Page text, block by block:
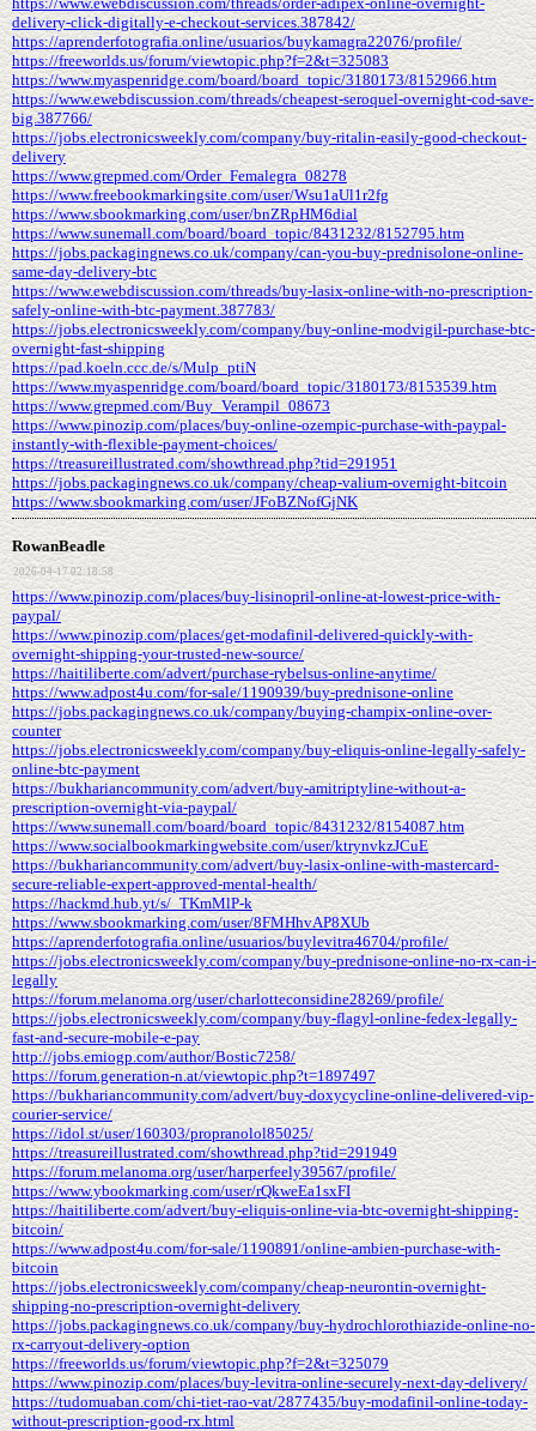
delivery-click-digitally-e-checkout-services.387842/
https://aprenderfotografia.online/usuarios/buykamagra22076/profile/
https://freeworlds.us/forum/viewtopic.php?f=2&t=325083
https://www.myaspenridge.com/board/board_topic/3180173/8152966.htm
https://www.ewebdiscussion.com/threads/cheapest-seroquel-overnight-cod-save-
big.387766/
https://jobs.electronicsweekly.com/company/buy-ritalin-easily-good-checkout-
delivery
https://www.grepmed.com/Order_Femalegra_08278
https://www.freebookmarkingsite.com/user/Wsu1aUl1r2fg
https://www.sbookmarking.com/user/bnZRpHM6dial
https://www.sunemall.com/board/board_topic/8431232/8152795.htm
https://jobs.packagingnews.co.uk/company/can-you-buy-prednisolone-online-
same-day-delivery-btc
https://www.ewebdiscussion.com/threads/buy-lasix-online-with-no-prescription-
safely-online-with-btc-payment.387783/
https://jobs.electronicsweekly.com/company/buy-online-modvigil-purchase-btc-
overnight-fast-shipping
https://pad.koeln.ccc.de/s/Mulp_ptiN
https://www.myaspenridge.com/board/board_topic/3180173/8153539.htm
https://www.grepmed.com/Buy_Verampil_08673
https://www.pinozip.com/places/buy-online-ozempic-purchase-with-paypal-
instantly-with-flexible-payment-choices/
https://treasureillustrated.com/showthread.php?tid=291951
https://jobs.packagingnews.co.uk/company/cheap-valium-overnight-bitcoin
https://www.sbookmarking.com/user/JFoBZNofGjNK
RowanBeadle
2026-04-17 02:18:58
https://www.pinozip.com/places/buy-lisinopril-online-at-lowest-price-with-
paypal/
https://www.pinozip.com/places/get-modafinil-delivered-quickly-with-
overnight-shipping-your-trusted-new-source/
https://haitiliberte.com/advert/purchase-rybelsus-online-anytime/
https://www.adpost4u.com/for-sale/1190939/buy-prednisone-online
https://jobs.packagingnews.co.uk/company/buying-champix-online-over-
counter
https://jobs.electronicsweekly.com/company/buy-eliquis-online-legally-safely-
online-btc-payment
https://bukhariancommunity.com/advert/buy-amitriptyline-without-a-
prescription-overnight-via-paypal/
https://www.sunemall.com/board/board_topic/8431232/8154087.htm
https://www.socialbookmarkingwebsite.com/user/ktrynvkzJCuE
https://bukhariancommunity.com/advert/buy-lasix-online-with-mastercard-
secure-reliable-expert-approved-mental-health/
https://hackmd.hub.yt/s/_TKmMlP-k
https://www.sbookmarking.com/user/8FMHhvAP8XUb
https://aprenderfotografia.online/usuarios/buylevitra46704/profile/
https://jobs.electronicsweekly.com/company/buy-prednisone-online-no-rx-can-i-
legally
https://forum.melanoma.org/user/charlotteconsidine28269/profile/
https://jobs.electronicsweekly.com/company/buy-flagyl-online-fedex-legally-
fast-and-secure-mobile-e-pay
http://jobs.emiogp.com/author/Bostic7258/
https://forum.generation-n.at/viewtopic.php?t=1897497
https://bukhariancommunity.com/advert/buy-doxycycline-online-delivered-vip-
courier-service/
https://idol.st/user/160303/propranolol85025/
https://treasureillustrated.com/showthread.php?tid=291949
https://forum.melanoma.org/user/harperfeely39567/profile/
https://www.ybookmarking.com/user/rQkweEa1sxFI
https://haitiliberte.com/advert/buy-eliquis-online-via-btc-overnight-shipping-
bitcoin/
https://www.adpost4u.com/for-sale/1190891/online-ambien-purchase-with-
bitcoin
https://jobs.electronicsweekly.com/company/cheap-neurontin-overnight-
shipping-no-prescription-overnight-delivery
https://jobs.packagingnews.co.uk/company/buy-hydrochlorothiazide-online-no-
rx-carryout-delivery-option
https://freeworlds.us/forum/viewtopic.php?f=2&t=325079
https://www.pinozip.com/places/buy-levitra-online-securely-next-day-delivery/
https://tudomuaban.com/chi-tiet-rao-vat/2877435/buy-modafinil-online-today-
without-prescription-good-rx.html